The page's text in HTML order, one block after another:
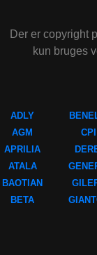
Der er copyright
kun bruges
ADLY
AGM
APRILIA
ATALA
BAOTIAN
BETA
CPI